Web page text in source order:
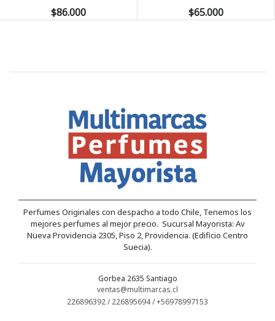
$86.000 $65.000
Perfumes Originales con despacho a todo Chile, Tenemos los
mejores perfumes al mejor precio. Sucursal Mayorista: Av
Nueva Providencia 2305, Piso 2, Providencia. (Edificio Centro
Suecia).
Gorbea 2635 Santiago
ventas@multimarcas.cl
226896392 / 226895694 / +56978997153